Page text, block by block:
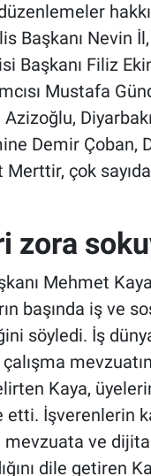
Başkanı Nevin
Başkanı Filiz
Mustafa
Demir Çoban,
çok
zora
Mehmet
başında iş ve
söyledi. İş
Kaya,
İşverenlerin
mevzuata ve
dile getiren